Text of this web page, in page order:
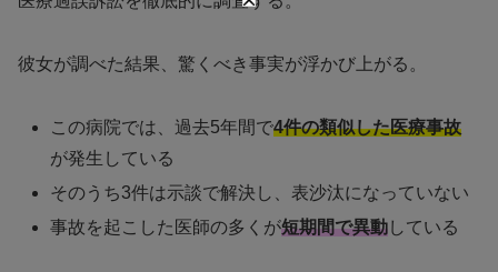
彼女が調べた結果、驚くべき事実が浮かび上がる。
この病院では、過去5年間で4件の類似した医療事故
が発生している
そのうち3件は示談で解決し、表沙汰になっていない
事故を起こした医師の多くが短期間で異動している